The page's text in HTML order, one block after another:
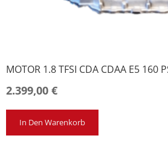
MOTOR 1.8 TFSI CDA CDAA E5 160
2.399,00 €
In Den Warenkorb